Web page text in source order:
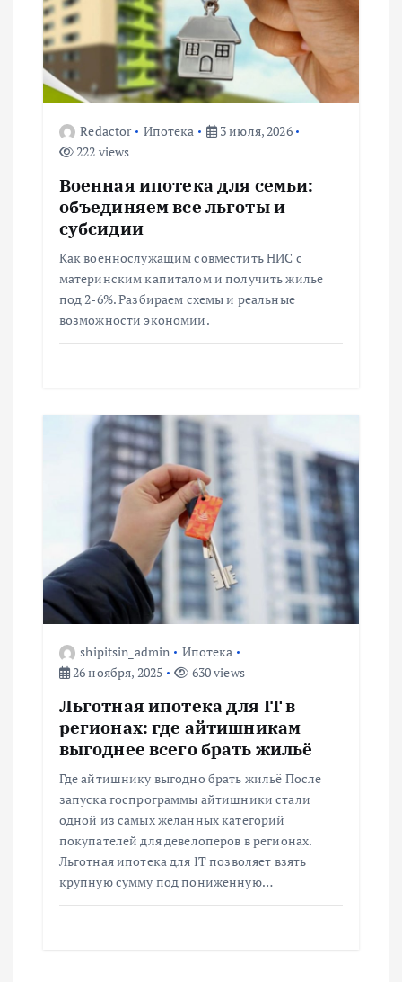
п
о
Redactor Ипотека
3 июля, 2026
222 views
Военная ипотека для семьи:
объединяем все льготы и
субсидии
Как военнослужащим совместить НИС с
материнским капиталом и получить жилье
под 2-6%. Разбираем схемы и реальные
возможности экономии.
shipitsin_admin
Ипотека
26 ноября, 2025
630 views
Льготная ипотека для IT в
регионах: где айтишникам
выгоднее всего брать жильё
Где айтишнику выгодно брать жильё После
запуска госпрограммы айтишники стали
одной из самых желанных категорий
покупателей для девелоперов в регионах.
Льготная ипотека для IT позволяет взять
крупную сумму под пониженную…